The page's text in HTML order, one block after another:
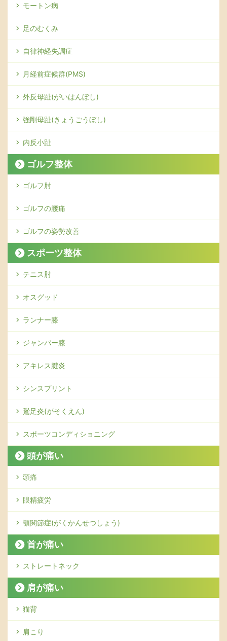
モートン病
足のむくみ
自律神経失調症
月経前症候群(PMS)
外反母趾(がいはんぼし)
強剛母趾(きょうごうぼし)
内反小趾
ゴルフ整体
ゴルフ肘
ゴルフの腰痛
ゴルフの姿勢改善
スポーツ整体
テニス肘
オスグッド
ランナー膝
ジャンパー膝
アキレス腱炎
シンスプリント
鵞足炎(がそくえん)
スポーツコンディショニング
頭が痛い
頭痛
眼精疲労
顎関節症(がくかんせつしょう)
首が痛い
ストレートネック
肩が痛い
猫背
肩こり